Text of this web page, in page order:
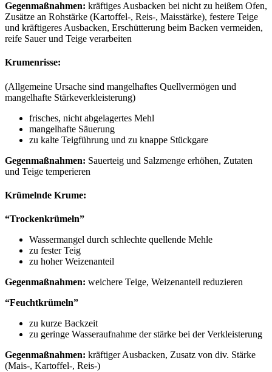
Gegenmaßnahmen: kräftiges Ausbacken bei nicht zu heißem Ofen,
Zusätze an Rohstärke (Kartoffel-, Reis-, Maisstärke), festere Teige
und kräftigeres Ausbacken, Erschütterung beim Backen vermeiden,
reife Sauer und Teige verarbeiten
Krumenrisse:
(Allgemeine Ursache sind mangelhaftes Quellvermögen und
mangelhafte Stärkeverkleisterung)
frisches, nicht abgelagertes Mehl
mangelhafte Säuerung
zu kalte Teigführung und zu knappe Stückgare
Gegenmaßnahmen: Sauerteig und Salzmenge erhöhen, Zutaten
und Teige temperieren
Krümelnde Krume:
“Trockenkrümeln”
Wassermangel durch schlechte quellende Mehle
zu fester Teig
zu hoher Weizenanteil
Gegenmaßnahmen: weichere Teige, Weizenanteil reduzieren
“Feuchtkrümeln”
zu kurze Backzeit
zu geringe Wasseraufnahme der stärke bei der Verkleisterung
Gegenmaßnahmen: kräftiger Ausbacken, Zusatz von div. Stärke
(Mais-, Kartoffel-, Reis-)